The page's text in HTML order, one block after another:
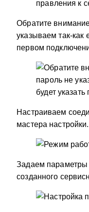
Обратите
указываем так-как
первом
Настраиваем
мастера
Задаем параметры
созданного